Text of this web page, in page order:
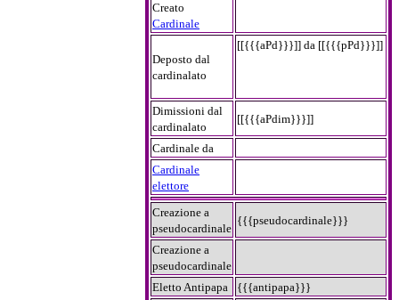
Creato
Cardinale
Deposto dal
cardinalato
[[{{{aPd}}}]] da [[{{{pPd}}}]]
Dimissioni dal
cardinalato
[[{{{aPdim}}}]]
Cardinale da
Cardinale
elettore
Creazione a
pseudocardinale
{{{pseudocardinale}}}
Creazione a
pseudocardinale
Eletto Antipapa
{{{antipapa}}}